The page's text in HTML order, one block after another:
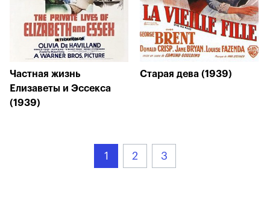
Частная жизнь
Елизаветы и Эссекса
(1939)
Старая дева (1939)
1 2 3